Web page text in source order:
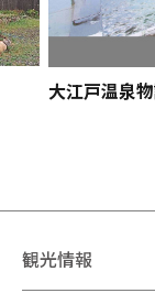
大江戸温泉
観光情報